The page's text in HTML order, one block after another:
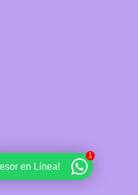
en Línea!
1